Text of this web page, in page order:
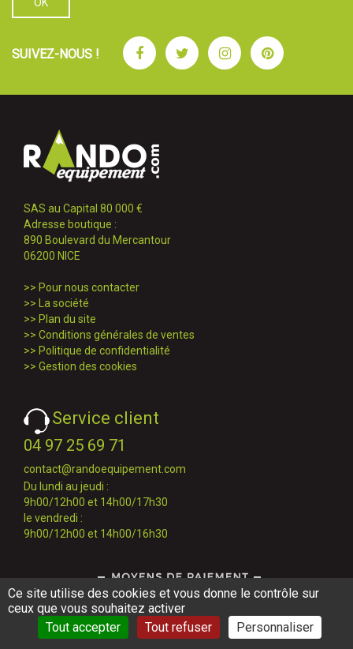
SUIVEZ-NOUS ! FacebookTwitterInstagramPinterest
SAS au Capital 80 000 €
Adresse boutique :
890 Boulevard du Mercantour
06200 NICE
>> Pour nous contacter
>>
La société
>> Plan du site
>> Conditions générales de ventes
>> Politique de confidentialité
>> Gestion des cookies
Service client
04 97 25 69 71
contact@randoequipement.com
Du lundi au jeudi :
9h00/12h00 et 14h00/17h30
le vendredi :
9h00/12h00 et 14h00/16h30
Ce site utilise des cookies et vous donne le contrôle sur
ceux que vous souhaitez activer
Tout accepter
Tout refuser Personnaliser